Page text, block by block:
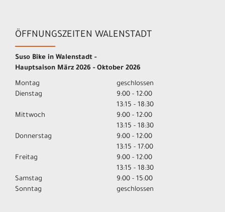
ÖFFNUNGSZEITEN WALENSTADT
Suso Bike in Walenstadt -
Hauptsaison März 2026 - Oktober 2026
Montag
geschlossen
Dienstag
9:00 - 12:00
13:15 - 18:30
Mittwoch
9:00 - 12:00
13:15 - 18:30
Donnerstag
9:00 - 12:00
13:15 - 17:00
Freitag
9:00 - 12:00
13:15 - 18:30
Samstag
9:00 - 15:00
Sonntag
geschlossen